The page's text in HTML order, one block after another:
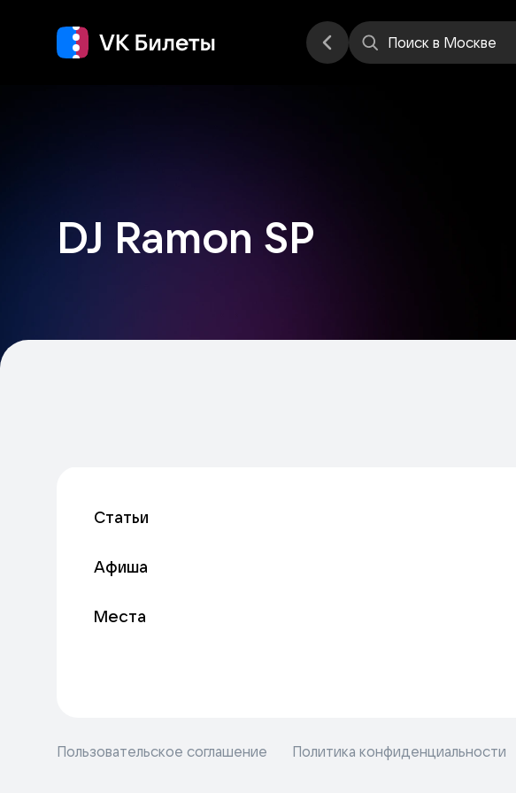
Поиск в Москве
DJ Ramon SP
Статьи
Афиша
Места
Пользовательское соглашение Политика конфиденциальности